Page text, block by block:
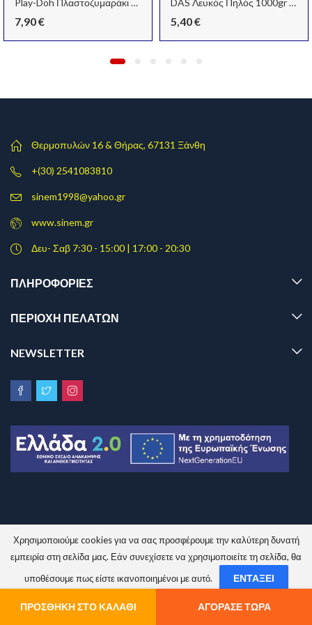
ΠΡΟΣΘΉΚΗ ΣΤΟ ΚΑΛΆΘΙ ΑΓΌΡΑΣΕ ΤΏΡΑ
Play-Doh Πλαστοζυμαράκι Λαμπιρίζον
7,90€
DAS Λευκός Πηλός 1000gr (Στεγνώνει με τον Αέρα)
5,40€
Θερμοπυλών 16 & Θήρας, 67131 Ξάνθη
+(30) 2541083810
sinem1998@yahoo.gr
www.sinem.gr
Δευ- Σαβ 7:30 - 15:00 | 17:00 - 20:30
ΠΛΗΡΟΦΟΡΊΕΣ
ΠΕΡΙΟΧΗ ΠΕΛΑΤΩΝ
NEWSLETTER
Sinem.gr © 2026 All Rights Reserved.
Χρησιμοποιούμε cookies για να σας προσφέρουμε την καλύτερη δυνατή
εμπειρία στη σελίδα μας. Εάν συνεχίσετε να χρησιμοποιείτε τη σελίδα, θα
υποθέσουμε πως είστε ικανοποιημένοι με αυτό.
ΕΝΤΆΞΕΙ
ΌΧΙ ΠΟΛΙΤΙΚΉ ΑΠΟΡΡΉΤΟΥ